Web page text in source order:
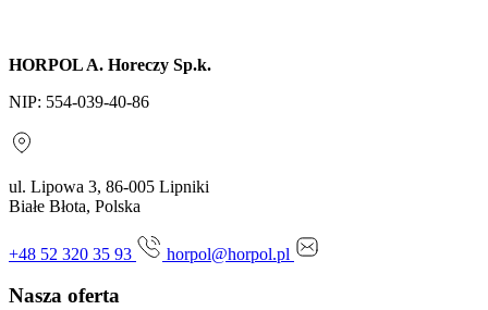
HORPOL A. Horeczy Sp.k.
NIP: 554-039-40-86
ul. Lipowa 3, 86-005 Lipniki
Białe Błota, Polska
+48 52 320 35 93 horpol@horpol.pl
Nasza oferta